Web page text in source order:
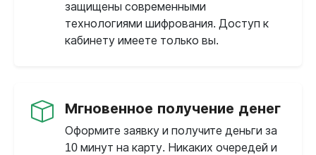
защищены современными
технологиями шифрования. Доступ к
кабинету имеете только вы.
Мгновенное получение денег
Оформите заявку и получите деньги за
10 минут на карту. Никаких очередей и